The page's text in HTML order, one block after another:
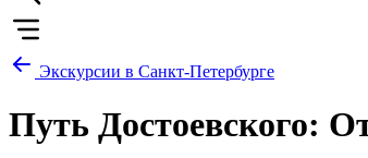
Экскурсии в Санкт-Петербурге
Путь Достоевского: